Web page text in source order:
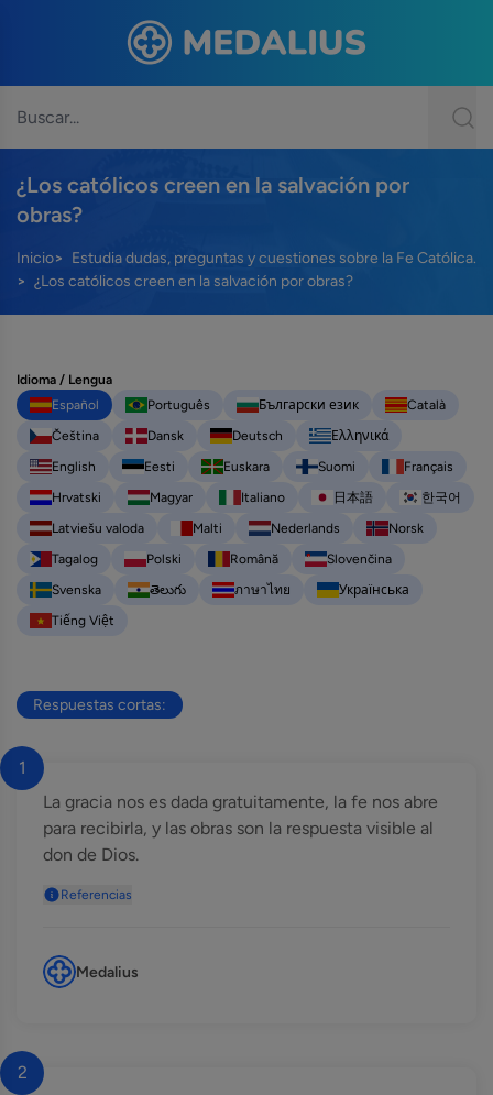
¿Los católicos creen en la salvación por
obras?
Inicio
Estudia dudas, preguntas y cuestiones sobre la Fe Católica.
¿Los católicos creen en la salvación por obras?
Idioma / Lengua
Español
Português Български език
Català
Čeština
Dansk Deutsch
Ελληνικά
English
Eesti Euskara Suomi
Français
Hrvatski
Magyar Italiano 日本語
한국어
Latviešu valoda
Malti Nederlands
Norsk
Tagalog
Polski Română
Slovenčina
Svenska
తెలుగు ภาษาไทย
Українська
Tiếng Việt
Respuestas cortas:
1
La gracia nos es dada gratuitamente, la fe nos abre
para recibirla, y las obras son la respuesta visible al
don de Dios.
Referencias
Medalius
2